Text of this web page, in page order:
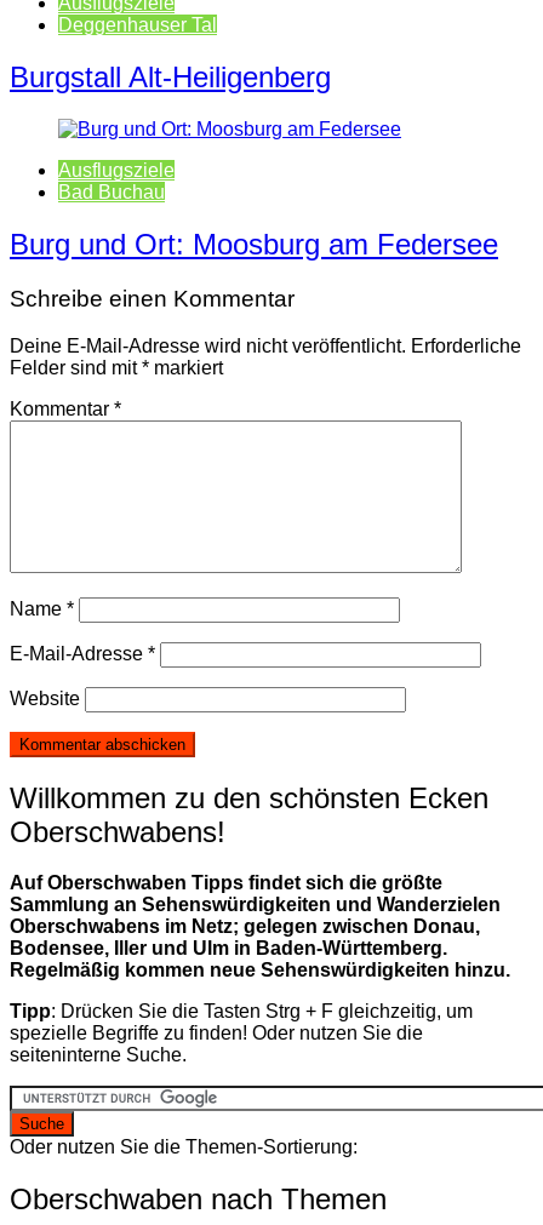
Deggenhauser Tal
Burgstall Alt-Heiligenberg
Ausflugsziele
Bad Buchau
Burg und Ort: Moosburg am Federsee
Schreibe einen Kommentar
Deine E-Mail-Adresse wird nicht veröffentlicht. Erforderliche
Felder sind mit* markiert
Kommentar *
Name *
E-Mail-Adresse *
Website
Willkommen zu den schönsten Ecken
Oberschwabens!
Auf Oberschwaben Tipps findet sich die größte
Sammlung an Sehenswürdigkeiten und Wanderzielen
Oberschwabens im Netz; gelegen zwischen Donau,
Bodensee, Iller und Ulm in Baden-Württemberg.
Regelmäßig kommen neue Sehenswürdigkeiten hinzu.
Tipp: Drücken Sie die Tasten Strg + F gleichzeitig, um
spezielle Begriffe zu finden! Oder nutzen Sie die
seiteninterne Suche.
Oder nutzen Sie die Themen-Sortierung:
Oberschwaben nach Themen